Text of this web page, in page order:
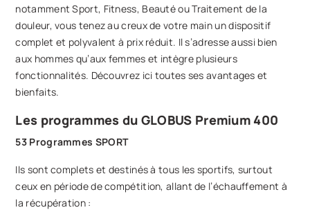
notamment Sport, Fitness, Beauté ou Traitement de la
douleur, vous tenez au creux de votre main un dispositif
complet et polyvalent à prix réduit. Il s’adresse aussi bien
aux hommes qu’aux femmes et intègre plusieurs
fonctionnalités. Découvrez ici toutes ses avantages et
bienfaits.
Les programmes du GLOBUS Premium 400
53 Programmes SPORT
Ils sont complets et destinés à tous les sportifs, surtout
ceux en période de compétition, allant de l’échauffement à
la récupération :